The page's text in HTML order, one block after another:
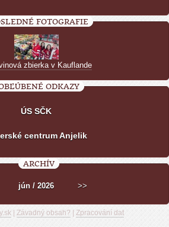
FOTOGRAFIE
zbierka v Kauflande
ODKAZY
ÚS SČK
centrum Anjelik
ARCHÍV
jún / 2026 >>
| Závadný obsah? Zpracování dat